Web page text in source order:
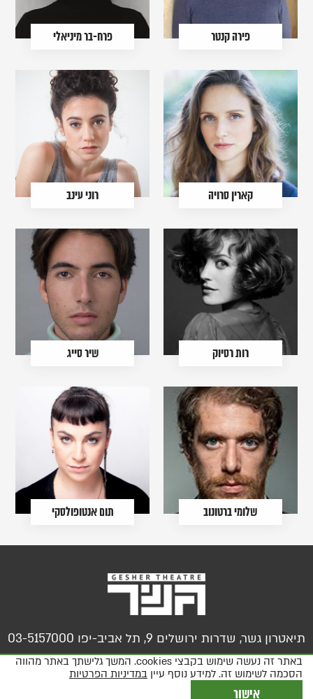
פירה קנטר פרח-בר מיניאלי
קארין סרויה רוני עינב
רות רסיוק שיר סייג
שלומי ברטונוב תום אנטופולסקי
תיאטרון גשר, שדרות ירושלים 9, תל אביב-יפו 03-5157000
צור קשר מידע על נגישות מפת האתר מדיניות פרטיות, תקנון ותנאי שימוש
באתר זה נעשה שימוש בקבצי cookies. המשך גלישתך באתר מהווה
הסכמה לשימוש זה. למידע נוסף עיין במדיניות הפרטיות
אישור